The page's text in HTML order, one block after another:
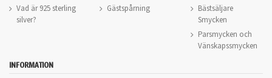
Vad är 925 sterling
silver?
Gästspårning
Bästsäljare
Smycken
Parsmycken och
Vänskapssmycken
INFORMATION